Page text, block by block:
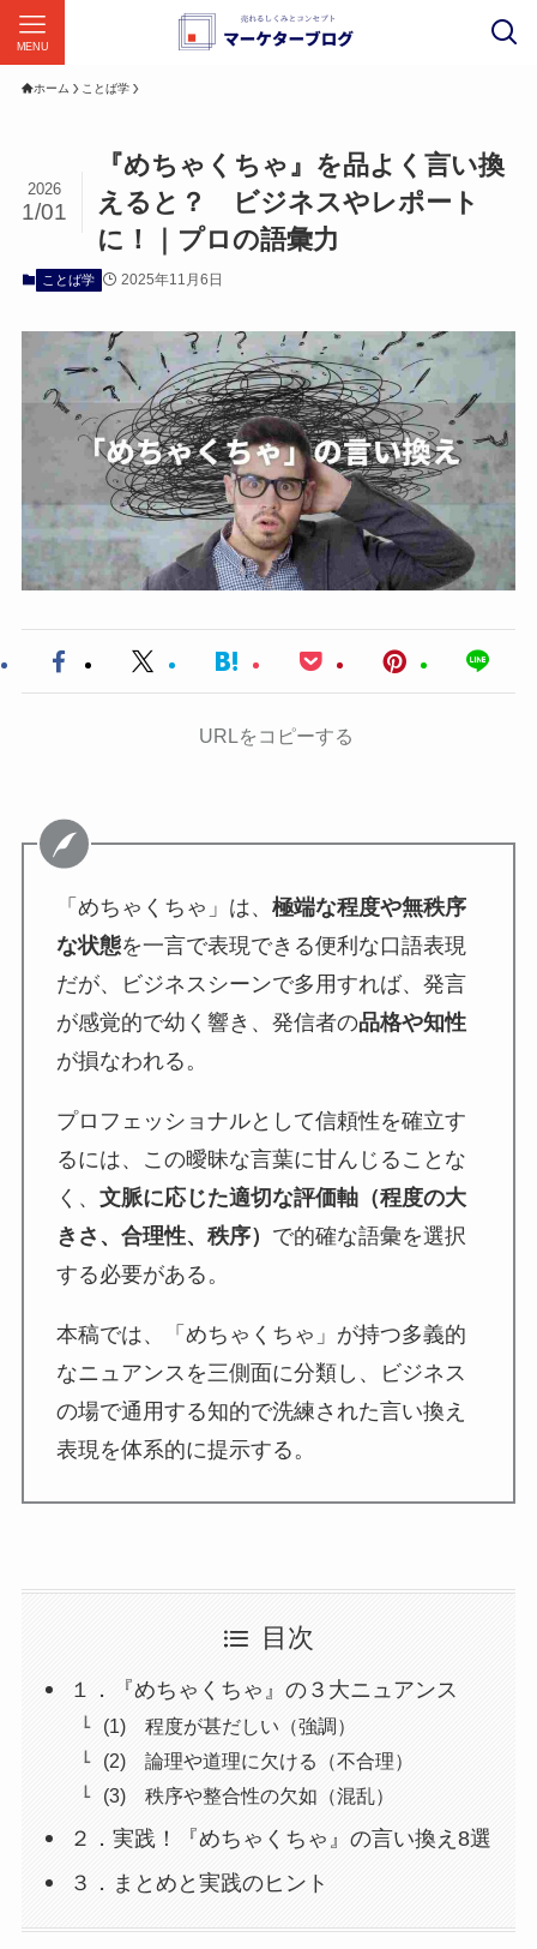
MENU
ホーム ことば学
『めちゃくちゃ』を品よく言い換
えると？ ビジネスやレポート
に！｜プロの語彙力
2026
1/01
ことば学 2025年11月6日
URLをコピーする
「めちゃくちゃ」は、 極端な程度や無秩序
な状態を一言で表現できる便利な口語表現
だが、ビジネスシーンで多用すれば、発言
が感覚的で幼く響き、発信者の品格や知性
が損なわれる。
プロフェッショナルとして信頼性を確立す
るには、この曖昧な言葉に甘んじることな
く、 文脈に応じた適切な評価軸（程度の大
きさ、合理性、秩序） で的確な語彙を選択
する必要がある。
本稿では、「めちゃくちゃ」が持つ多義的
なニュアンスを三側面に分類し、ビジネス
の場で通用する知的で洗練された言い換え
表現を体系的に提示する。
目次
１．『めちゃくちゃ』の３大ニュアンス
(1) 程度が甚だしい（強調）
(2) 論理や道理に欠ける（不合理）
(3) 秩序や整合性の欠如（混乱）
２．実践！『めちゃくちゃ』の言い換え8選
３．まとめと実践のヒント